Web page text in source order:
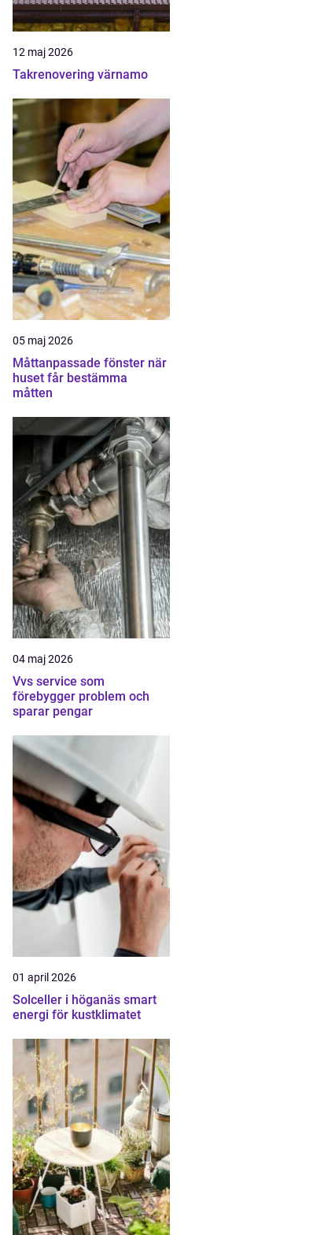
12 maj 2026
Takrenovering värnamo
05 maj 2026
Måttanpassade fönster när
huset får bestämma
måtten
04 maj 2026
Vvs service som
förebygger problem och
sparar pengar
01 april 2026
Solceller i höganäs smart
energi för kustklimatet